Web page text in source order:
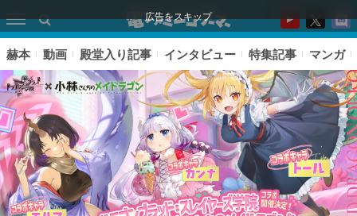
広告をスキップ
赫本 動画 殿堂入り記事 インタビュー 特集記事 マンガ